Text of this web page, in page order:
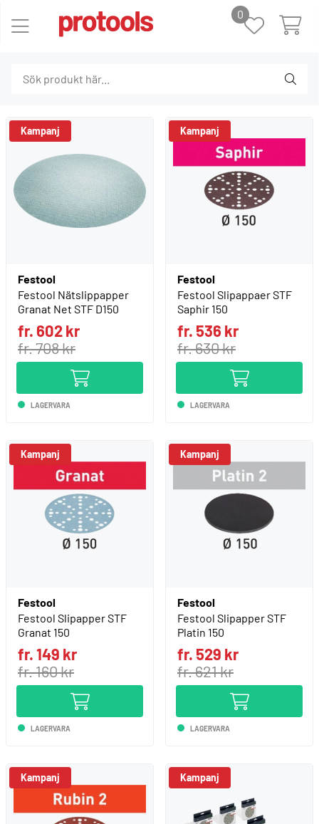
0
Festool
Festool Nätslippapper
Granat Net STF D150
fr. 602 kr
fr. 708 kr
LAGERVARA
Festool
Festool Slipappaer STF
Saphir 150
fr. 536 kr
fr. 630 kr
LAGERVARA
Kampanj
Festool
Festool Slipapper STF
Granat 150
fr. 149 kr
fr. 160 kr
LAGERVARA
Festool
Festool Slipapper STF
Platin 150
fr. 529 kr
fr. 621 kr
LAGERVARA
Kampanj Kampanj